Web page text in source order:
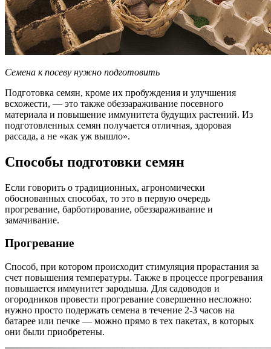
Семена к посеву нужно подготовить
Подготовка семян, кроме их пробуждения и улучшения
всхожести, — это также обеззараживание посевного
материала и повышение иммунитета будущих растений. Из
подготовленных семян получается отличная, здоровая
рассада, а не «как уж вышло».
Способы подготовки семян
Если говорить о традиционных, агрономически
обоснованных способах, то это в первую очередь
прогревание, барботирование, обеззараживание и
замачивание.
Прогревание
Способ, при котором происходит стимуляция прорастания за
счет повышения температуры. Также в процессе прогревания
повышается иммунитет зародыша. Для садоводов и
огородников провести прогревание совершенно несложно:
нужно просто подержать семена в течение 2-3 часов на
батарее или печке — можно прямо в тех пакетах, в которых
они были приобретены.